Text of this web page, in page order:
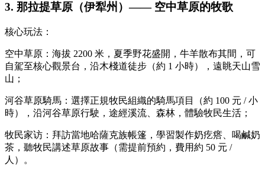
3. 那拉提草原（伊犁州）—— 空中草原的牧歌
核心玩法：
空中草原：海拔 2200 米，夏季野花盛開，牛羊散布其間，可
自駕至核心觀景台，沿木棧道徒步（約 1 小時），遠眺天山雪
山；
河谷草原騎馬：選擇正規牧民組織的騎馬項目（約 100 元 / 小
時），沿河谷草原行駛，途經溪流、森林，體驗牧民生活；
牧民家访：拜訪當地哈薩克族帳篷，學習製作奶疙瘩、喝鹹奶
茶，聽牧民講述草原故事（需提前預約，費用約 50 元 /
人）。